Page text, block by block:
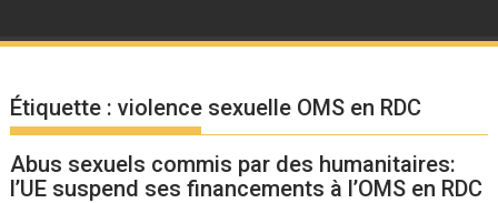
Étiquette :violence sexuelle OMS en RDC
Abus sexuels commis par des humanitaires:
l’UE suspend ses financements à l’OMS en RDC